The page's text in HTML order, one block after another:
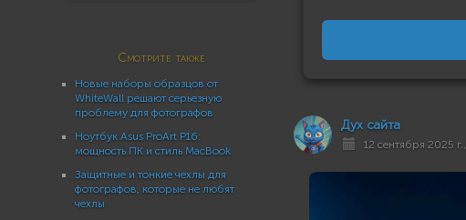
Смотрите также
Новые наборы образцов от
WhiteWall решают серьезную
проблему для фотографов
Ноутбук Asus ProArt P16:
мощность ПК и стиль MacBook
Защитные и тонкие чехлы для
фотографов, которые не любят
чехлы
Дух сайта
12 сентября 2025